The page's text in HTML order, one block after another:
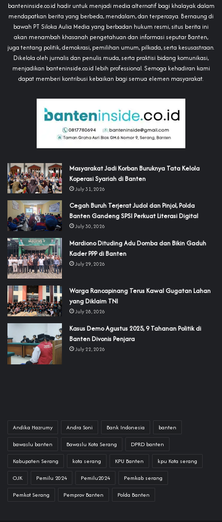
banteninside.co.id hadir untuk menjadi media alternatif bagi khalayak dalam
mendapatkan berita yang berbeda, mendalam, dan terpercaya. Bernaung di
bawah PT Siloka Aulia Media yang berbadan hukum resmi, situs berita ini
akan menambah khasanah pengetahuan dan informasi seputar Banten,
juga tentang politik, demokrasi, pemilihan umum, pilkada, serta kesusastraan.
Dikelola oleh jurnalis dan penulis muda, serta praktisi bidang komunikasi,
menjadikan banteninside.co.id lebih professional. Semoga kehadiran kami
dapat memberi kontribusi kebaikan bagi semua elemen masyarakat.
‎Masyarakat Jadi Korban Buruknya Tata Kelola
Koperasi Syariah di Banten
July 31, 2026
Cegah Buruh Terjerat Judol dan Pinjol, Polda
Banten Gandeng SPSI Perkuat Literasi Digital
July 30, 2026
‎Mardiono Dituding Adu Domba dan Bikin Gaduh
Kader PPP di Banten
July 29, 2026
‎Warga Rancapinang Terus Kawal Gugatan Lahan
yang Diklaim TNI‎‎
July 28, 2026
‎Kasus Demo Agustus 2025, 9 Tahanan Politik di
Banten Divonis Penjara
July 22, 2026
Andika Hazrumy Andra Soni Bank Indonesia banten
bawaslu banten Bawaslu Kota Serang DPRD banten
Kabupaten Serang kota serang KPU Banten kpu Kota serang
OJK Pemilu 2024 Pemilu2024 Pemkab serang
Pemkot Serang Pemprov Banten Polda Banten